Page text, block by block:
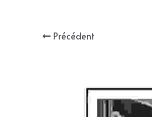
Précédent